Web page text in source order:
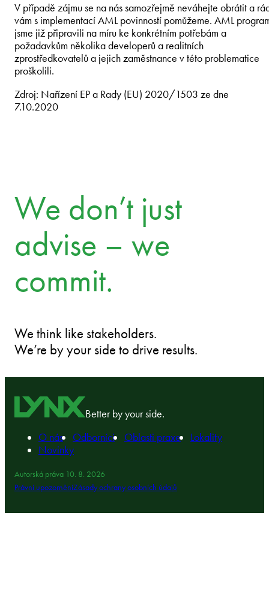
V případě zájmu se na nás samozřejmě neváhejte obrátit a
vám s implementací AML povinností pomůžeme. AML
jsme již připravili na míru ke konkrétním potřebám a
požadavkům několika developerů a realitních
zprostředkovatelů a jejich zaměstnance v této problematice
proškolili.
Zdroj: Nařízení EP a Rady (EU) 2020/1503 ze dne
7.10.2020
We don’t just
advise – we
commit.
We think like stakeholders.
We’re by your side to drive results.
Better by your side.
O nás
Odborníci Oblasti praxe
Lokality
Novinky
Autorská práva 10. 8. 2026
Právní upozorněníZásady ochrany osobních údajů